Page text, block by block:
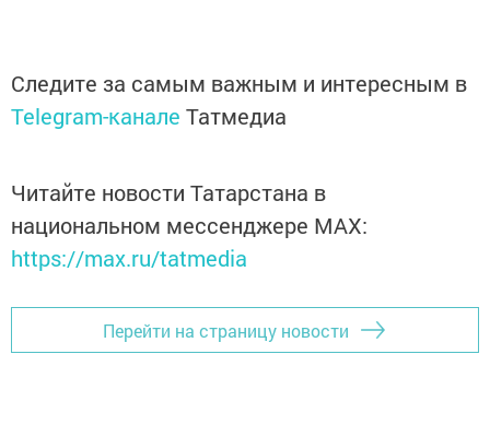
Следите за самым важным и интересным в
Telegram-канале Татмедиа
Читайте новости Татарстана в
национальном мессенджере MАХ:
https://max.ru/tatmedia
Перейти на страницу новости